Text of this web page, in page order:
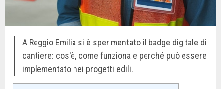
A Reggio Emilia si è sperimentato il badge digitale di
cantiere: cos'è, come funziona e perché può essere
implementato nei progetti edili.